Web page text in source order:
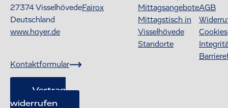
27374Visselhövede
Deutschland
www.hoyer.de
Kontaktformular
Vertrag
widerrufen
Fairox
Mittagsangebote
Mittagstisch in
Visselhövede
Standorte
AGB
Cookies